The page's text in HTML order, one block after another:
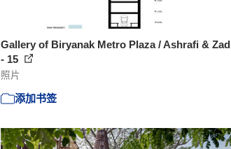
Gallery of Biryanak Metro Plaza / Ashrafi & Zad
- 15
照片
添加书签